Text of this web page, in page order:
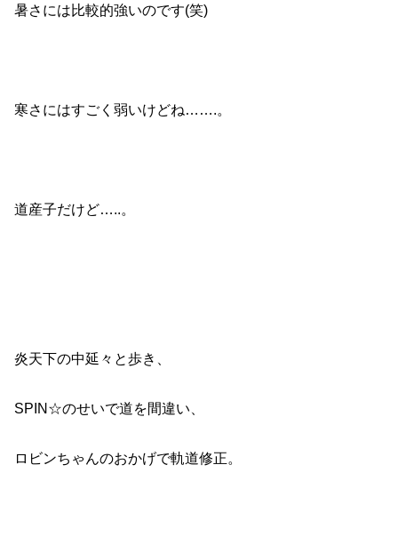
暑さには比較的強いのです(笑)
寒さにはすごく弱いけどね…….。
道産子だけど…..。
炎天下の中延々と歩き、
SPIN☆のせいで道を間違い、
ロビンちゃんのおかげで軌道修正。